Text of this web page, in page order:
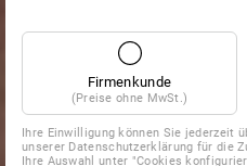
Firmenkunde
(Preise ohne MwSt.)
Ihre Einwilligung können Sie jederzeit
unserer Datenschutzerklärung für die
Ihre Auswahl unter "Cookies